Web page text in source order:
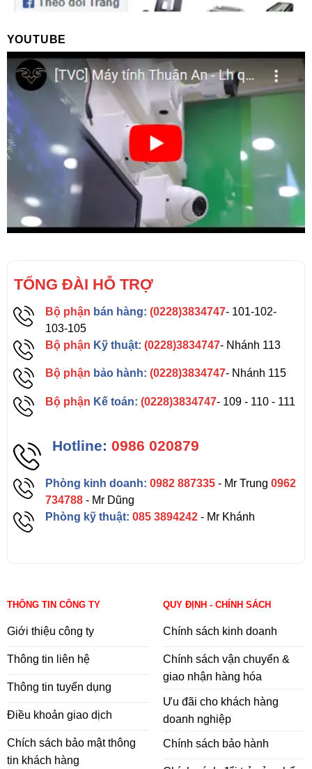
YOUTUBE
TỔNG ĐÀI HỖ TRỢ
Bộ phận bán hàng: (0228)3834747- 101-102-
103-105
Bộ phận Kỹ thuật: (0228)3834747- Nhánh 113
Bộ phận bảo hành: (0228)3834747- Nhánh 115
Bộ phận Kế toán: (0228)3834747- 109 - 110 - 111
Hotline: 0986 020879
Phòng kinh doanh: 0982 887335 - Mr Trung0962
734788 - Mr Dũng
Phòng kỹ thuật:085 3894242 - Mr Khánh
THÔNG TIN CÔNG TY
Giới thiệu công ty
Thông tin liên hệ
Thông tin tuyển dụng
Điều khoản giao dịch
Chích sách bảo mật thông
tin khách hàng
QUY ĐỊNH - CHÍNH SÁCH
Chính sách kinh doanh
Chính sách vận chuyển &
giao nhận hàng hóa
Ưu đãi cho khách hàng
doanh nghiệp
Chính sách bảo hành